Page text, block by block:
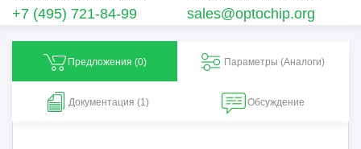
+7 (495) 721-84-99 sales@optochip.org
Предложения (0) Параметры (Aналоги)
Документация (1) Обсуждение